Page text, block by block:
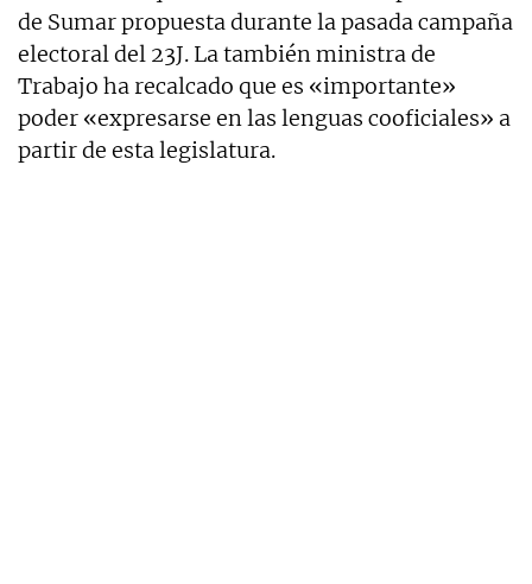
de Sumar propuesta durante la pasada campaña
electoral del 23J. La también ministra de
Trabajo ha recalcado que es «importante»
poder «expresarse en las lenguas cooficiales» a
partir de esta legislatura.